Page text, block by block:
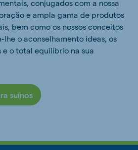
conjugados com a nossa
e ampla gama de produtos
bem como os nossos conceitos
lhe o aconselhamento ideas, os
e o total equilíbrio na sua
suínos